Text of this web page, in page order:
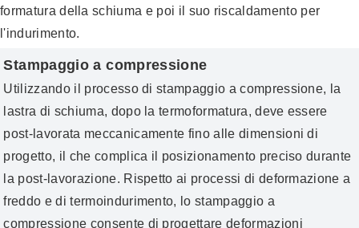
formatura della schiuma e poi il suo riscaldamento per
l'indurimento.
Stampaggio a compressione
Utilizzando il processo di stampaggio a compressione, la
lastra di schiuma, dopo la termoformatura, deve essere
post-lavorata meccanicamente fino alle dimensioni di
progetto, il che complica il posizionamento preciso durante
la post-lavorazione. Rispetto ai processi di deformazione a
freddo e di termoindurimento, lo stampaggio a
compressione consente di progettare deformazioni